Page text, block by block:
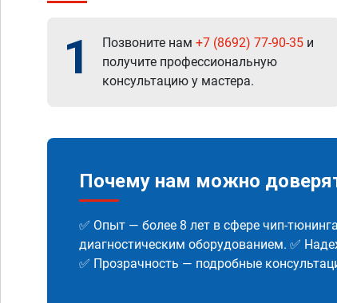
1 Позвоните нам +7 (8692) 77-90-35 и
получите профессиональную
консультацию у мастера.
Почему нам можно
✅ Опыт — более 8 лет в сфере чип-
диагностическим оборудованием. ✅
✅ Прозрачность — подробные